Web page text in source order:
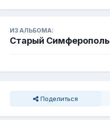
ИЗ АЛЬБОМА:
Старый Симферополь
Поделиться